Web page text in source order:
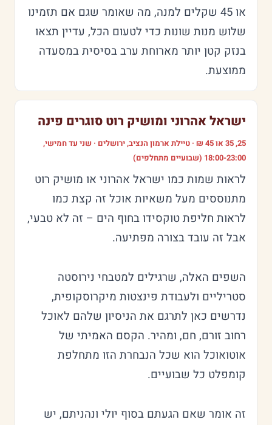
או 45 שקלים למנה, מה שאומר שגם אם תזמינו
שלוש מנות שונות כדי לטעום הכל, עדיין תצאו
בנזק קטן יותר מארוחת ערב בסיסית במסעדה
ממוצעת.
ישראל אהרוני ומושיק רוט סוגרים פינה
25, 35 או 45 ₪ · טיילת ארמון הנציב, ירושלים · שני עד חמישי,
18:00-23:00 (שבועיים מתחלפים)
לראות שמות כמו ישראל אהרוני או מושיק רוט
מתנוססים מעל משאיות אוכל זה קצת כמו
לראות חליפת טוקסידו בחוף הים – זה לא טבעי,
אבל זה עובד בצורה מפתיעה.
השפים האלה, שרגילים למטבחי נירוסטה
סטריליים ולעבודת פינצטות מיקרוסקופית,
נדרשים כאן לתרגם את הניסיון שלהם לאוכל
רחוב זורם, חם, ומהיר. הקסם האמיתי של
אוטואוכל הוא שכל הנבחרת הזו מתחלפת
קומפלט כל שבועיים.
זה אומר שאם הגעתם בסוף יולי ונהניתם, יש